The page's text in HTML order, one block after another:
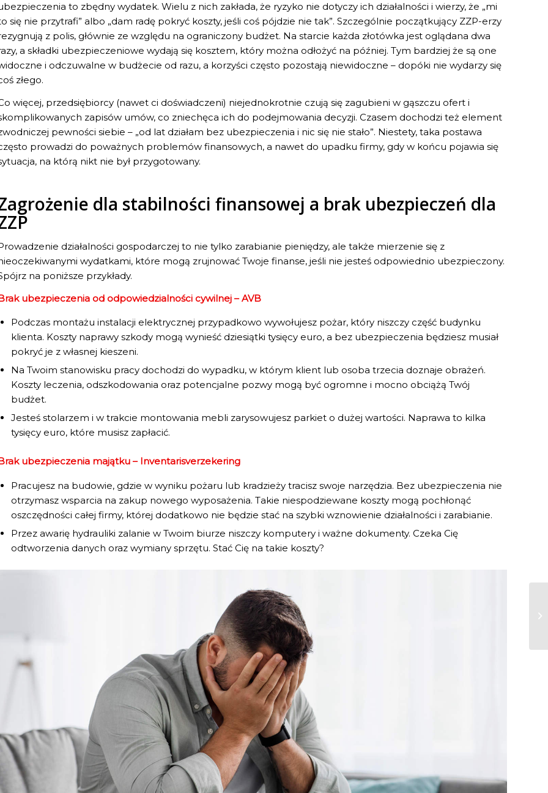
to zbędny wydatek. Wielu z nich zakłada, że ryzyko nie dotyczy ich działalności i wierzy, że „mi
się nie przytrafi” albo „dam radę pokryć koszty, jeśli coś pójdzie nie tak”. Szczególnie początkujący ZZP-erzy
z polis, głównie ze względu na ograniczony budżet. Na starcie każda złotówka jest oglądana dwa
a składki ubezpieczeniowe wydają się kosztem, który można odłożyć na później. Tym bardziej że są one
i odczuwalne w budżecie od razu, a korzyści często pozostają niewidoczne – dopóki nie wydarzy się
złego.
więcej, przedsiębiorcy (nawet ci doświadczeni) niejednokrotnie czują się zagubieni w gąszczu ofert i
zapisów umów, co zniechęca ich do podejmowania decyzji. Czasem dochodzi też element
pewności siebie – „od lat działam bez ubezpieczenia i nic się nie stało”. Niestety, taka postawa
prowadzi do poważnych problemów finansowych, a nawet do upadku firmy, gdy w końcu pojawia się
na którą nikt nie był przygotowany.
dla stabilności finansowej a brak ubezpieczeń dla
działalności gospodarczej to nie tylko zarabianie pieniędzy, ale także mierzenie się z
wydatkami, które mogą zrujnować Twoje finanse, jeśli nie jesteś odpowiednio ubezpieczony.
na poniższe przykłady.
ubezpieczenia od odpowiedzialności cywilnej – AVB
Podczas montażu instalacji elektrycznej przypadkowo wywołujesz pożar, który niszczy część budynku
klienta. Koszty naprawy szkody mogą wynieść dziesiątki tysięcy euro, a bez ubezpieczenia będziesz musiał
pokryć je z własnej kieszeni.
Na Twoim stanowisku pracy dochodzi do wypadku, w którym klient lub osoba trzecia doznaje obrażeń.
Koszty leczenia, odszkodowania oraz potencjalne pozwy mogą być ogromne i mocno obciążą Twój
budżet.
Jesteś stolarzem i w trakcie montowania mebli zarysowujesz parkiet o dużej wartości. Naprawa to kilka
tysięcy euro, które musisz zapłacić.
ubezpieczenia majątku – Inventarisverzekering
Pracujesz na budowie, gdzie w wyniku pożaru lub kradzieży tracisz swoje narzędzia. Bez ubezpieczenia nie
otrzymasz wsparcia na zakup nowego wyposażenia. Takie niespodziewane koszty mogą pochłonąć
oszczędności całej firmy, której dodatkowo nie będzie stać na szybki wznowienie działalności i zarabianie.
Przez awarię hydrauliki zalanie w Twoim biurze niszczy komputery i ważne dokumenty. Czeka Cię
odtworzenia danych oraz wymiany sprzętu. Stać Cię na takie koszty?